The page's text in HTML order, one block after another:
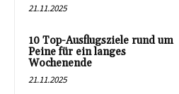
21.11.2025
10 Top-Ausflugsziele rund um
Peine für ein langes
Wochenende
21.11.2025